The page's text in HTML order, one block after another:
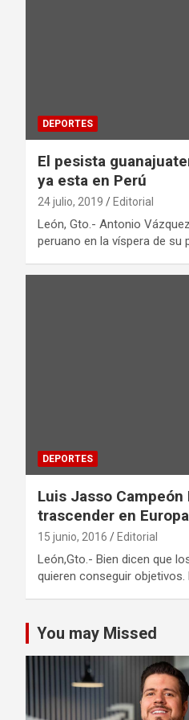
DEPORTES
El pesista
ya esta en Perú
24 julio, 2019 Editorial
León, Gto.- Antonio
peruano en la víspera de su
DEPORTES
Luis Jasso
trascender en Europa
15 junio, 2016 Editorial
León,Gto.- Bien dicen que
quieren conseguir objetivos.
You may Missed